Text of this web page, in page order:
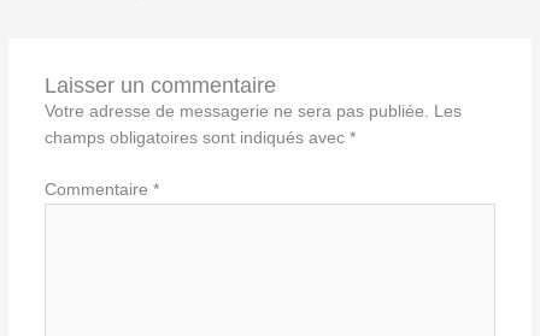
Laisser un commentaire
Votre adresse de messagerie ne sera pas publiée. Les
champs obligatoires sont indiqués avec *
Commentaire *